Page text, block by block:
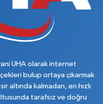
UHA olarak internet
bulup ortaya çıkarmak
altında kalmadan, en hızlı
tarafsız ve doğru